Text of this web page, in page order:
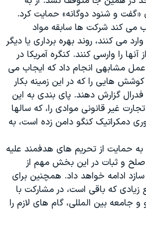
چین
و شنود دوگانه» حمایت کرد.
می کند شرکت ها سابقه مواد
می کنند، روند بهره برداری یا دیگر
را وارسی کنند. کنگره آمریکا در
مشابهی انجام داد که ایجاب می
هایی را که در این زمینه بکار
گزارش دهند. پای بندی به این
غیر قانونی موادی را، که سالها
دمکراتیک کنگو دامن زده است، به
به حمایت از تحریم های هدفمند علیه
صلح و ثبات در این بخش مهم از
ادامه خواهد داد. همچنین برای
که باقی است، در مشارکت با
بین المللی، گام های لازم را